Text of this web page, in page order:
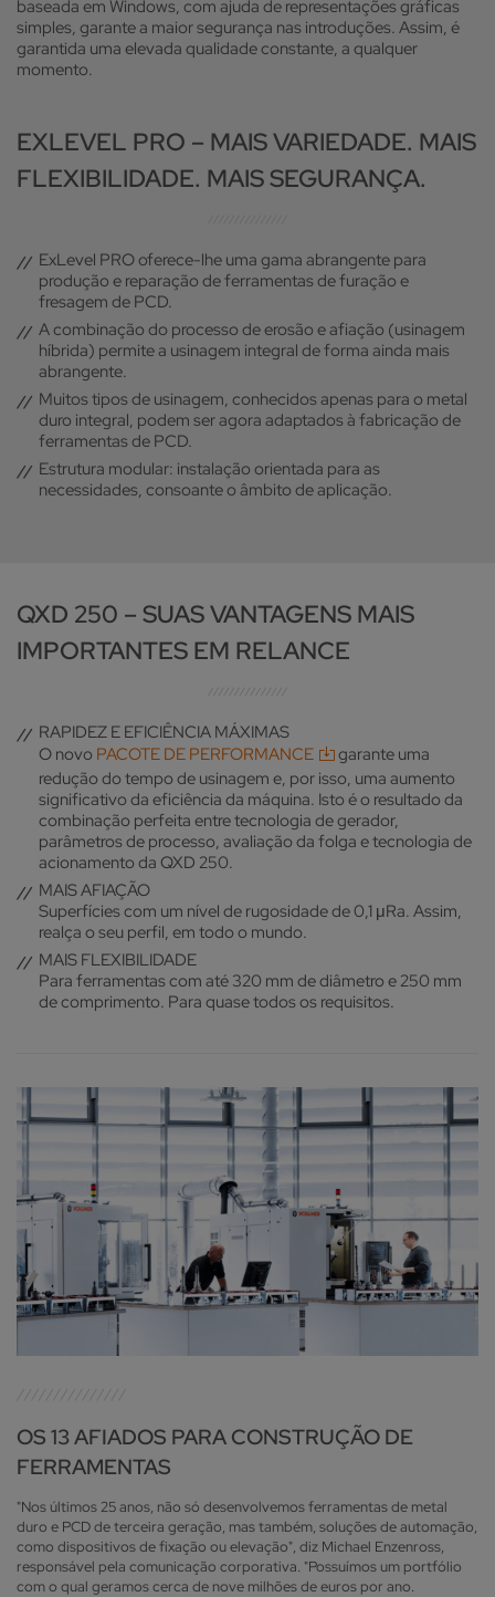
baseada em Windows, com ajuda de representações gráficas
simples, garante a maior segurança nas introduções. Assim, é
garantida uma elevada qualidade constante, a qualquer
momento.
EXLEVEL PRO – MAIS VARIEDADE. MAIS
FLEXIBILIDADE. MAIS SEGURANÇA.
ExLevel PRO oferece-lhe uma gama abrangente para
produção e reparação de ferramentas de furação e
fresagem de PCD.
A combinação do processo de erosão e afiação (usinagem
híbrida) permite a usinagem integral de forma ainda mais
abrangente.
Muitos tipos de usinagem, conhecidos apenas para o metal
duro integral, podem ser agora adaptados à fabricação de
ferramentas de PCD.
Estrutura modular: instalação orientada para as
necessidades, consoante o âmbito de aplicação.
QXD 250 – SUAS VANTAGENS MAIS
IMPORTANTES EM RELANCE
RAPIDEZ E EFICIÊNCIA MÁXIMAS
O novo PACOTE DE PERFORMANCE
garante uma
redução do tempo de usinagem e, por isso, uma aumento
significativo da eficiência da máquina. Isto é o resultado da
combinação perfeita entre tecnologia de gerador,
parâmetros de processo, avaliação da folga e tecnologia de
acionamento da QXD 250.
MAIS AFIAÇÃO
Superfícies com um nível de rugosidade de 0,1 μRa. Assim,
realça o seu perfil, em todo o mundo.
MAIS FLEXIBILIDADE
Para ferramentas com até 320 mm de diâmetro e 250 mm
de comprimento. Para quase todos os requisitos.
OS 13 AFIADOS PARA CONSTRUÇÃO DE
FERRAMENTAS
"Nos últimos 25 anos, não só desenvolvemos ferramentas de metal
duro e PCD de terceira geração, mas também, soluções de automação,
como dispositivos de fixação ou elevação", diz Michael Enzenross,
responsável pela comunicação corporativa. "Possuímos um portfólio
com o qual geramos cerca de nove milhões de euros por ano.